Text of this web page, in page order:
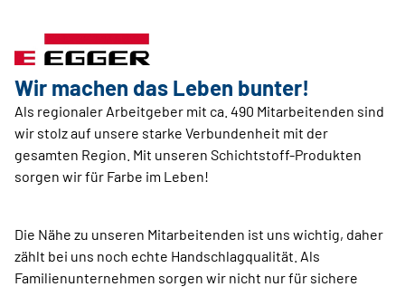
Wir machen das Leben bunter!
Als regionaler Arbeitgeber mit ca. 490 Mitarbeitenden sind
wir stolz auf unsere starke Verbundenheit mit der
gesamten Region. Mit unseren Schichtstoff-Produkten
sorgen wir für Farbe im Leben!
Die Nähe zu unseren Mitarbeitenden ist uns wichtig, daher
zählt bei uns noch echte Handschlagqualität. Als
Familienunternehmen sorgen wir nicht nur für sichere